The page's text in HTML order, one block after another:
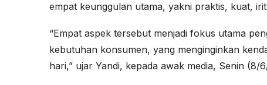
empat keunggulan utama, yakni praktis, kuat,
“Empat aspek tersebut menjadi fokus utama
kebutuhan konsumen, yang menginginkan
hari,” ujar Yandi, kepada awak media, Senin (8/